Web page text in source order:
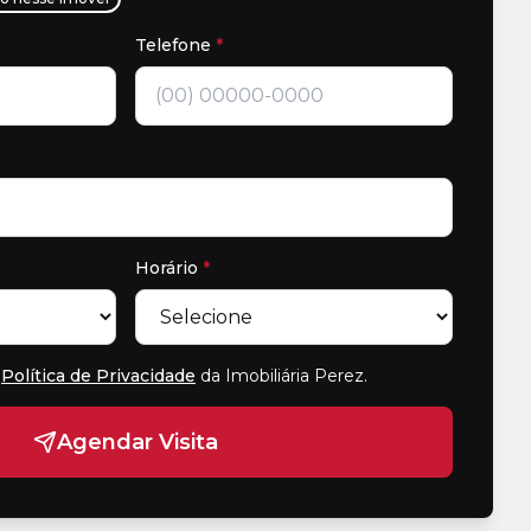
Telefone *
Horário *
Política de Privacidade da Imobiliária Perez.
Agendar Visita